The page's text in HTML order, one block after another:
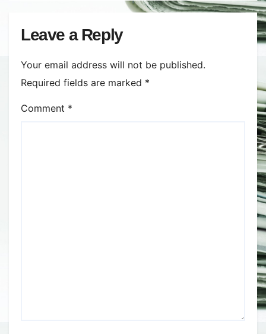
războiul din Ucraina va perturba
din nou exporturile prin Marea
Neagră.
Leave a Reply
Your email address will not be published.
Required fields are marked *
Comment *